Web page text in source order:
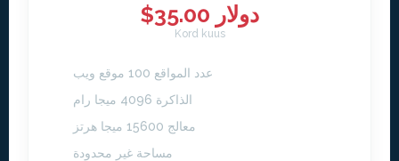
$35.00 دولار
Kord kuus
عدد المواقع 100 موقع ويب
الذاكرة 4096 ميجا رام
معالج 15600 ميجا هرتز
مساحة غير محدودة